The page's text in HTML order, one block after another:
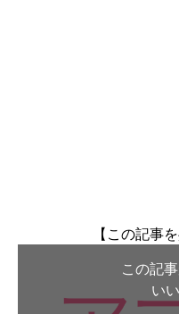
【この記事
この記
い